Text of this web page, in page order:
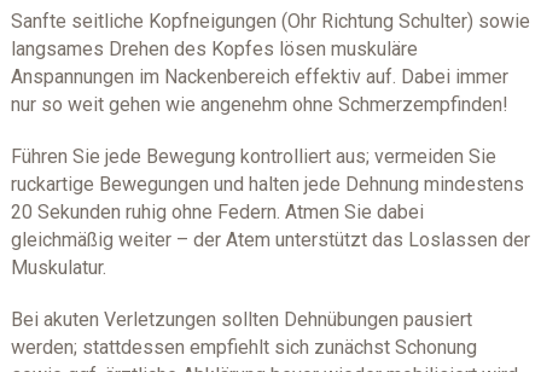
Sanfte seitliche Kopfneigungen (Ohr Richtung Schulter) sowie
langsames Drehen des Kopfes lösen muskuläre
Anspannungen im Nackenbereich effektiv auf. Dabei immer
nur so weit gehen wie angenehm ohne Schmerzempfinden!
Führen Sie jede Bewegung kontrolliert aus; vermeiden Sie
ruckartige Bewegungen und halten jede Dehnung mindestens
20 Sekunden ruhig ohne Federn. Atmen Sie dabei
gleichmäßig weiter – der Atem unterstützt das Loslassen der
Muskulatur.
Bei akuten Verletzungen sollten Dehnübungen pausiert
werden; stattdessen empfiehlt sich zunächst Schonung